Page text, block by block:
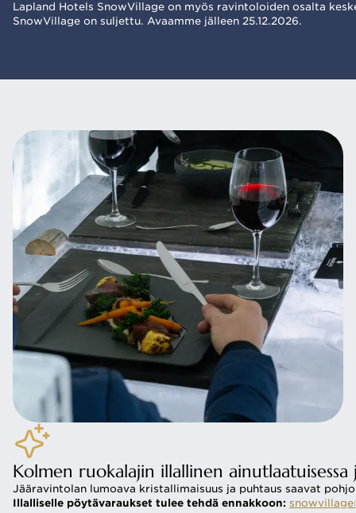
Lapland Hotels SnowVillage on myös ravintoloiden osalta
SnowVillage on suljettu. Avaamme jälleen 25.12.2026.
Kolmen ruokalajin illallinen ainutlaatuisessa
Jääravintolan lumoava kristallimaisuus ja puhtaus saavat
Illalliselle pöytävaraukset tulee tehdä ennakkoon: